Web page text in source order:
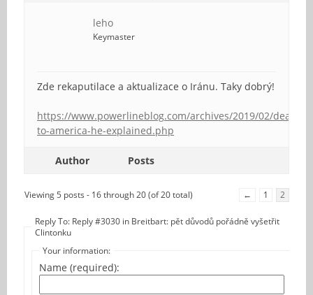
leho
Keymaster
Zde rekaputilace a aktualizace o Iránu. Taky dobrý!
https://www.powerlineblog.com/archives/2019/02/death-
to-america-he-explained.php
Author Posts
Viewing 5 posts - 16 through 20 (of 20 total) ← 1 2
Reply To: Reply #3030 in Breitbart: pět důvodů pořádně vyšetřit
Clintonku
Your information:
Name (required):